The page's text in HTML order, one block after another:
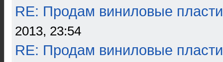
RE: Продам виниловые
2013, 23:54
RE: Продам виниловые